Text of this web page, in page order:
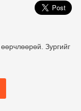
Зургийг